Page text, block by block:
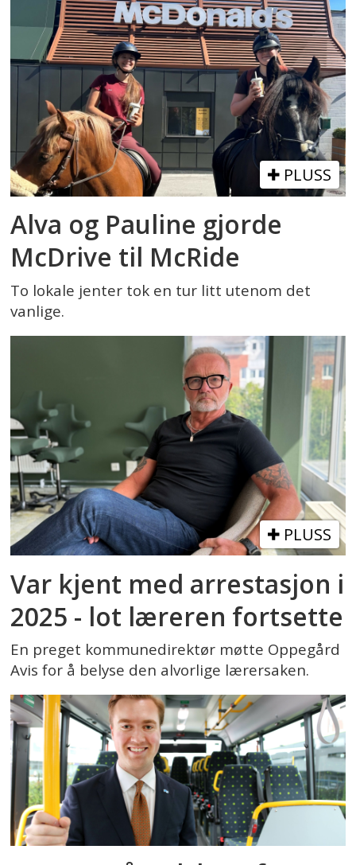
PLUSS
Alva og Pauline gjorde
McDrive til McRide
To lokale jenter tok en tur litt utenom det
vanlige.
PLUSS
Var kjent med arrestasjon i
2025 - lot læreren fortsette
En preget kommunedirektør møtte Oppegård
Avis for å belyse den alvorlige lærersaken.